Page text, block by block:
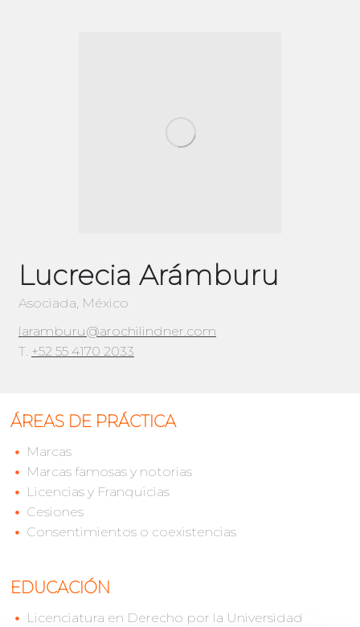
Lucrecia Arámburu
Asociada, México
laramburu@arochilindner.com
T. +52 55 4170 2033
ÁREAS DE PRÁCTICA
Marcas
Marcas famosas y notorias
Licencias y Franquicias
Cesiones
Consentimientos o coexistencias
EDUCACIÓN
Licenciatura en Derecho por la Universidad